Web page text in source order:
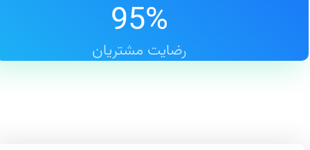
95%
رضایت مشتریان